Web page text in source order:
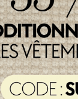
pour
Nous
saisons. Si
temps, les